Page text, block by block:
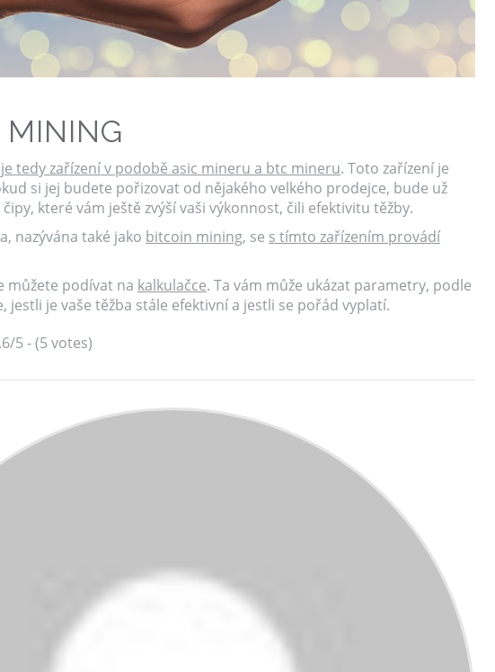
MINING
tedy zařízení v podobě asic mineru a btc mineru. Toto zařízení je
si jej budete pořizovat od nějakého velkého prodejce, bude už
které vám ještě zvýší vaši výkonnost, čili efektivitu těžby.
nazývána také jako bitcoin mining, se s tímto zařízením provádí
můžete podívat na kalkulačce. Ta vám může ukázat parametry, podle
jestli je vaše těžba stále efektivní a jestli se pořád vyplatí.
5 - (5 votes)